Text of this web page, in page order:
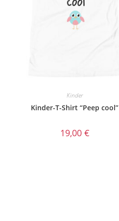
Kinder
Kinder-T-Shirt “Peep cool”
19,00 €